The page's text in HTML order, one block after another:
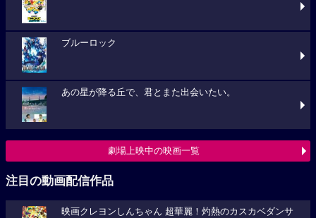
ブルーロック
あの星が降る丘で、君とまた出会いたい。
劇場上映中の映画一覧
注目の動画配信作品
映画クレヨンしんちゃん 超華麗！灼熱のカスカベダンサ